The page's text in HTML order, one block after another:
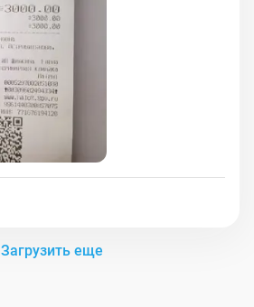
Загрузить еще